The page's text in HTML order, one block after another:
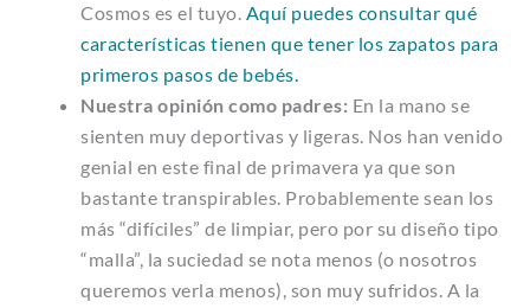
Cosmos es el tuyo. Aquí puedes consultar qué
características tienen que tener los zapatos para
primeros pasos de bebés.
Nuestra opinión como padres: En la mano se
sienten muy deportivas y ligeras. Nos han venido
genial en este final de primavera ya que son
bastante transpirables. Probablemente sean los
más “difíciles” de limpiar, pero por su diseño tipo
“malla”, la suciedad se nota menos (o nosotros
queremos verla menos), son muy sufridos. A la